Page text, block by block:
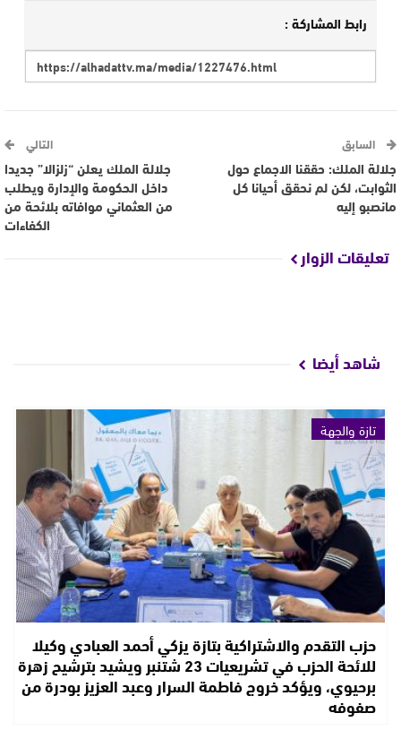
رابط المشاركة :
السابق
جلالة الملك: حققنا الاجماع حول
الثوابت، لكن لم نحقق أحيانا كل
مانصبو إليه
التالي
جلالة الملك يعلن “زلزالا” جديدا
داخل الحكومة والإدارة ويطلب
من العثماني موافاته بلائحة من
الكفاءات
تعليقات الزوار
شاهد أيضا
تازة والجهة
حزب التقدم والاشتراكية بتازة يزكي أحمد العبادي وكيلا
للائحة الحزب في تشريعيات 23 شتنبر ويشيد بترشيح زهرة
برحيوي، ويؤكد خروج فاطمة السرار وعبد العزيز بودرة من
صفوفه